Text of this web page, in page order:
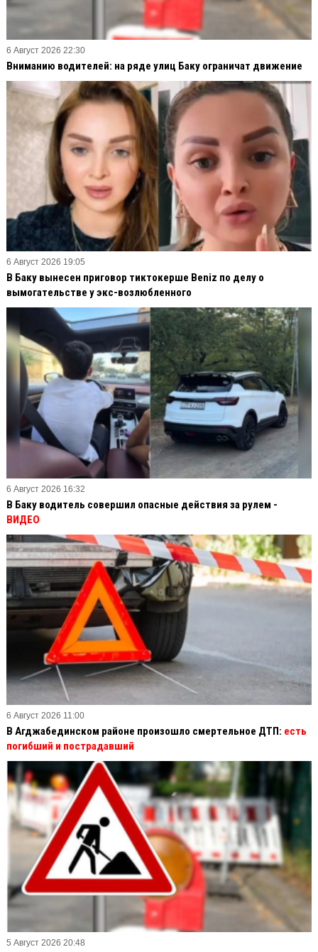
6 Август 2026 22:30
Вниманию водителей: на ряде улиц Баку ограничат движение
6 Август 2026 19:05
В Баку вынесен приговор тиктокерше Beniz по делу о
вымогательстве у экс-возлюбленного
6 Август 2026 16:32
В Баку водитель совершил опасные действия за рулем -
ВИДЕО
6 Август 2026 11:00
В Агджабединском районе произошло смертельное ДТП: есть
погибший и пострадавший
5 Август 2026 20:48